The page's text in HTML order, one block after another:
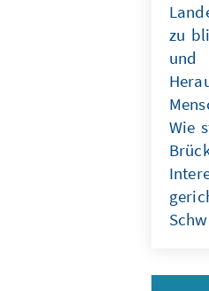
zu
Wie